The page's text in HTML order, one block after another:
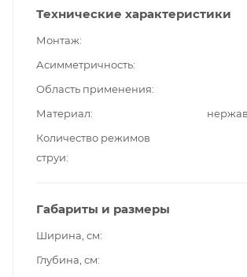
Технические характеристики
Монтаж
Асимметричность
Область применения
Материал
Количество режимов
струи
Габариты и размеры
Ширина, см
Глубина, см